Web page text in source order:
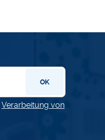
OK
Verarbeitung von